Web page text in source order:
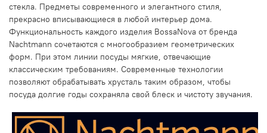
стекла. Предметы современного и элегантного стиля,
прекрасно вписывающиеся в любой интерьер дома.
Функциональность каждого изделия BossaNova от бренда
Nachtmann сочетаются с многообразием геометрических
форм. При этом линии посуды мягкие, отвечающие
классическим требованиям. Современные технологии
позволяют обрабатывать хрусталь таким образом, чтобы
посуда долгие годы сохраняла свой блеск и чистоту звучания.